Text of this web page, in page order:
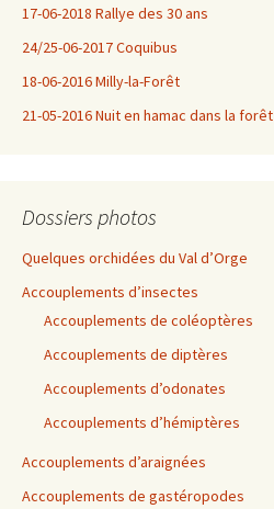
17-06-2018 Rallye des 30 ans
24/25-06-2017 Coquibus
18-06-2016 Milly-la-Forêt
21-05-2016 Nuit en hamac dans la forêt
Dossiers photos
Quelques orchidées du Val d’Orge
Accouplements d’insectes
Accouplements de coléoptères
Accouplements de diptères
Accouplements d’odonates
Accouplements d’hémiptères
Accouplements d’araignées
Accouplements de gastéropodes